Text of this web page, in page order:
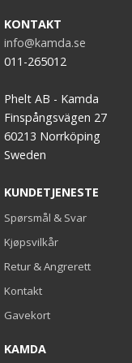
KONTAKT
info@kamda.se
011-265012
Phelt AB - Kamda
Finspångsvägen 27
60213 Norrköping
Sweden
KUNDETJENESTE
Spørsmål & Svar
Kjøpsvilkår
Retur & Angrerett
Kontakt
Gavekort
KAMDA